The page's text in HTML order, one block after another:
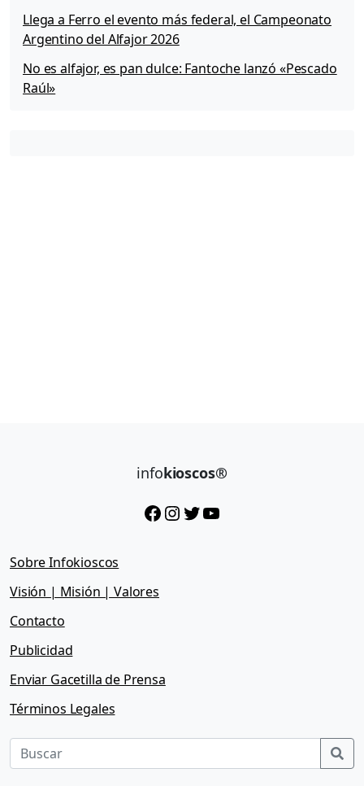
Llega a Ferro el evento más federal, el Campeonato
Argentino del Alfajor 2026
No es alfajor, es pan dulce: Fantoche lanzó «Pescado
Raúl»
infokioscos®
Facebook InstagramTwitter YouTube
Sobre Infokioscos
Visión | Misión | Valores
Contacto
Publicidad
Enviar Gacetilla de Prensa
Términos Legales